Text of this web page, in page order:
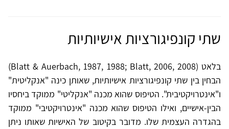
שתי קונפיגורציות אישיותיות
בלאט (Blatt & Auerbach, 1987, 1988; Blatt, 2006, 2008)
הבחין בין שתי קונפיגורציות אישיותיות, שאותן כינה "אנקליטית"
ו"אינטרויקטיבית". הטיפוס שהוא מכנה "אנקליטי" ממוקד ביחסיו
הבין-אישיים, ואילו הטיפוס שהוא מכנה "אינטרויקטיבי" ממוקד
בהגדרה העצמית שלו. מדובר בקיטוב של האישיות שאותו ניתן